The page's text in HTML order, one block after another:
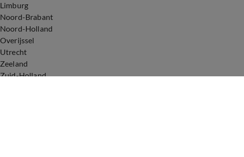
Limburg
Noord-Brabant
Noord-Holland
Overijssel
Utrecht
Zeeland
Zuid-Holland